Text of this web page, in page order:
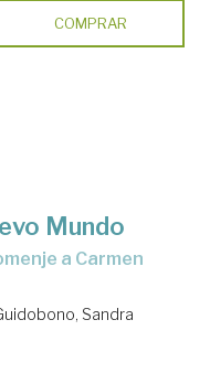
COMPRAR
Mundo
Sandra